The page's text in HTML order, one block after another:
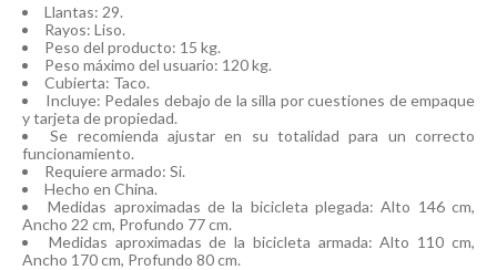
Llantas: 29.
Rayos: Liso.
Peso del producto: 15 kg.
Peso máximo del usuario: 120 kg.
Cubierta: Taco.
Incluye: Pedales debajo de la silla por cuestiones de empaque
y tarjeta de propiedad.
Se recomienda ajustar en su totalidad para un correcto
funcionamiento.
Requiere armado: Si.
Hecho en China.
Medidas aproximadas de la bicicleta plegada: Alto 146 cm,
Ancho 22 cm, Profundo 77 cm.
Medidas aproximadas de la bicicleta armada: Alto 110 cm,
Ancho 170 cm, Profundo 80 cm.